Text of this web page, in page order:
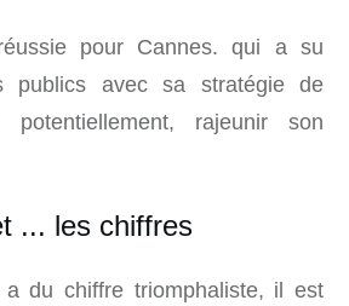
pour Cannes. qui a su
publics avec sa stratégie de
potentiellement, rajeunir son
... les chiffres
du chiffre triomphaliste, il est